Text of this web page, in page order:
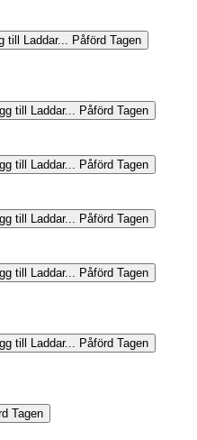
till Laddar... Påförd Tagen
till Laddar... Påförd Tagen
till Laddar... Påförd Tagen
till Laddar... Påförd Tagen
till Laddar... Påförd Tagen
till Laddar... Påförd Tagen
Tagen